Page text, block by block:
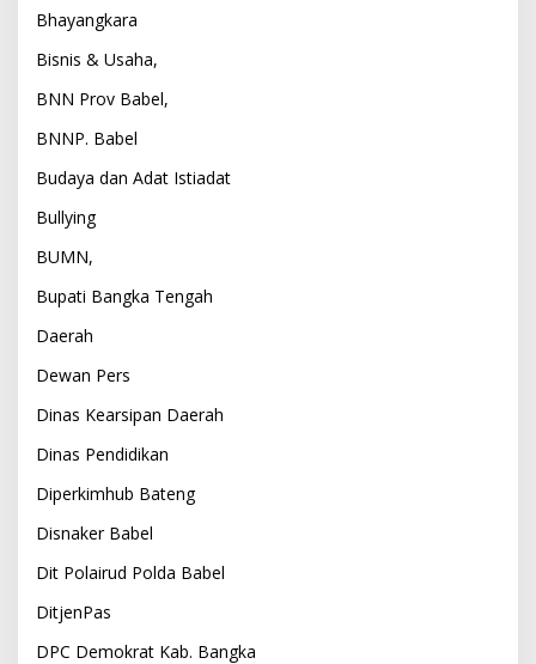
Bhayangkara
Bisnis & Usaha,
BNN Prov Babel,
BNNP. Babel
Budaya dan Adat Istiadat
Bullying
BUMN,
Bupati Bangka Tengah
Daerah
Dewan Pers
Dinas Kearsipan Daerah
Dinas Pendidikan
Diperkimhub Bateng
Disnaker Babel
Dit Polairud Polda Babel
DitjenPas
DPC Demokrat Kab. Bangka